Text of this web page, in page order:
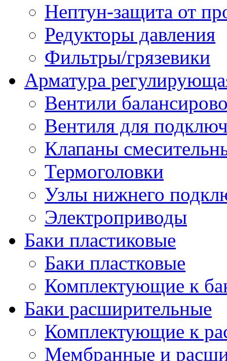
Нептун-защита от
Редукторы давления
Фильтры/грязевики
Арматура
Вентили
Вентиля для
Клапаны
Термоголовки
Узлы нижнего
Электроприводы
Баки пластиковые
Баки пластковые
Комплектующие к
Баки расширительные
Комплектующие к
Мембранные и